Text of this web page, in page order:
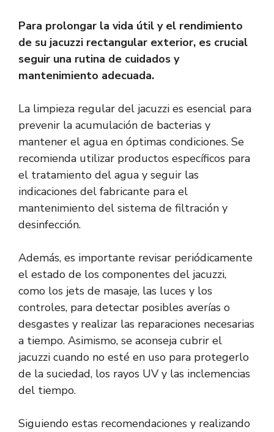
Para prolongar la vida útil y el rendimiento
de su jacuzzi rectangular exterior, es crucial
seguir una rutina de cuidados y
mantenimiento adecuada.
La limpieza regular del jacuzzi es esencial para
prevenir la acumulación de bacterias y
mantener el agua en óptimas condiciones. Se
recomienda utilizar productos específicos para
el tratamiento del agua y seguir las
indicaciones del fabricante para el
mantenimiento del sistema de filtración y
desinfección.
Además, es importante revisar periódicamente
el estado de los componentes del jacuzzi,
como los jets de masaje, las luces y los
controles, para detectar posibles averías o
desgastes y realizar las reparaciones necesarias
a tiempo. Asimismo, se aconseja cubrir el
jacuzzi cuando no esté en uso para protegerlo
de la suciedad, los rayos UV y las inclemencias
del tiempo.
Siguiendo estas recomendaciones y realizando